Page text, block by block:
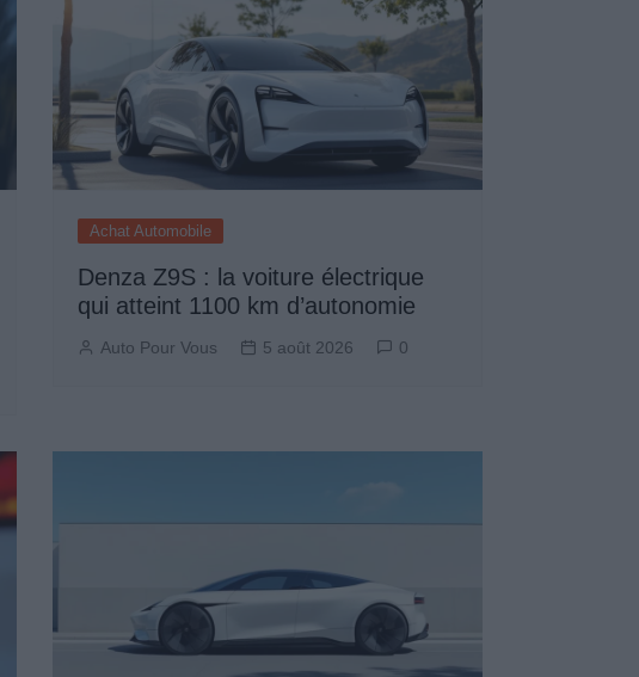
Achat Automobile
Denza Z9S : la voiture électrique
qui atteint 1100 km d’autonomie
Auto Pour Vous 5 août 2026 0